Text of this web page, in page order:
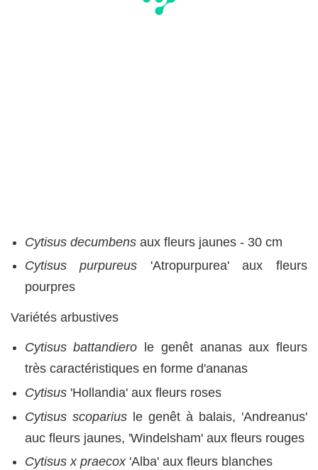
Cytisus decumbensaux fleurs jaunes - 30 cm
Cytisus purpureus 'Atropurpurea' aux fleurs
pourpres
Variétés arbustives
Cytisus battandiero le genêt ananas aux fleurs
très caractéristiques en forme d'ananas
Cytisus 'Hollandia' aux fleurs roses
Cytisus scopariusle genêt à balais, 'Andreanus'
auc fleurs jaunes, 'Windelsham' aux fleurs rouges
Cytisus x praecox'Alba' aux fleurs blanches